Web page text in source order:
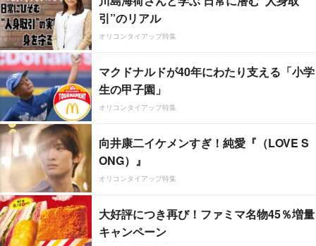
引”のリアル
オリコンタイアップ特集
マクドナルドが40年にわたり支える「小学
生の甲子園」
オリコンタイアップ特集
向井康二イケメンすぎ！純愛『（LOVE S
ONG）』
オリコンタイアップ特集
大好評につき再び！ファミマ名物45％増量
キャンペーン